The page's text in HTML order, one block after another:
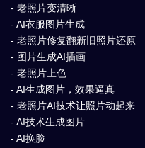
- 老照片变清晰
- AI衣服图片生成
- 老照片修复翻新旧照片还原
- 图片生成AI插画
- 老照片上色
- AI生成图片，效果逼真
- 老照片AI技术让照片动起来
- AI技术生成图片
- AI换脸